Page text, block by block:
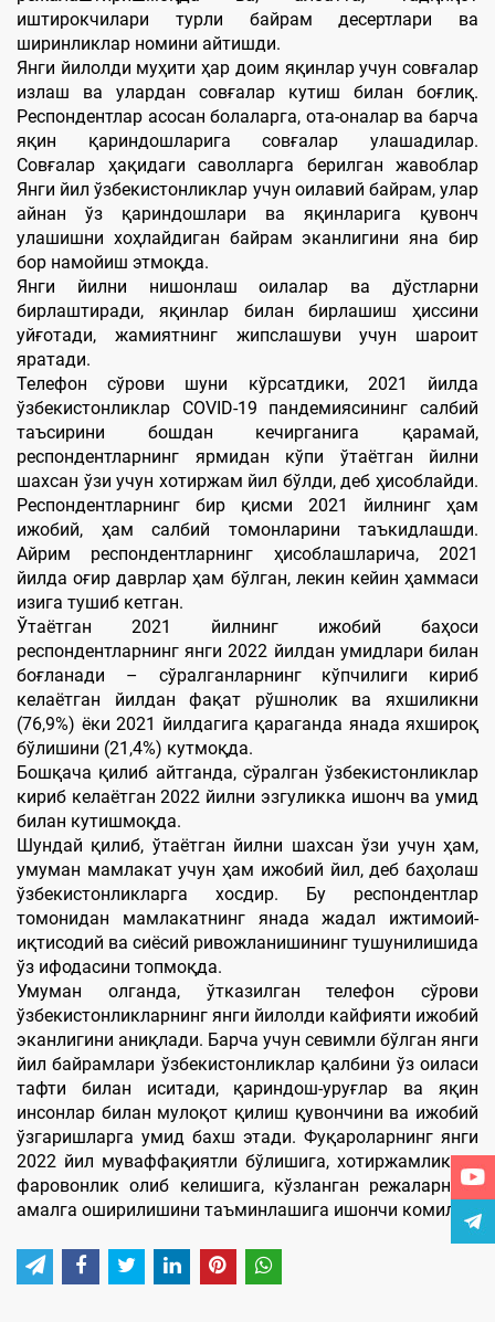
иштирокчилари турли байрам десертлари ва
ширинликлар номини айтишди.
Янги йилолди муҳити ҳар доим яқинлар учун совғалар
излаш ва улардан совғалар кутиш билан боғлиқ.
Респондентлар асосан болаларга, ота-оналар ва барча
яқин қариндошларига совғалар улашадилар.
Совғалар ҳақидаги саволларга берилган жавоблар
Янги йил ўзбекистонликлар учун оилавий байрам, улар
айнан ўз қариндошлари ва яқинларига қувонч
улашишни хоҳлайдиган байрам эканлигини яна бир
бор намойиш этмоқда.
Янги йилни нишонлаш оилалар ва дўстларни
бирлаштиради, яқинлар билан бирлашиш ҳиссини
уйғотади, жамиятнинг жипслашуви учун шароит
яратади.
Телефон сўрови шуни кўрсатдики, 2021 йилда
ўзбекистонликлар COVID-19 пандемиясининг салбий
таъсирини бошдан кечирганига қарамай,
респондентларнинг ярмидан кўпи ўтаётган йилни
шахсан ўзи учун хотиржам йил бўлди, деб ҳисоблайди.
Респондентларнинг бир қисми 2021 йилнинг ҳам
ижобий, ҳам салбий томонларини таъкидлашди.
Айрим респондентларнинг ҳисоблашларича, 2021
йилда оғир даврлар ҳам бўлган, лекин кейин ҳаммаси
изига тушиб кетган.
Ўтаётган 2021 йилнинг ижобий баҳоси
респондентларнинг янги 2022 йилдан умидлари билан
боғланади – сўралганларнинг кўпчилиги кириб
келаётган йилдан фақат рўшнолик ва яхшиликни
(76,9%) ёки 2021 йилдагига қараганда янада яхшироқ
бўлишини (21,4%) кутмоқда.
Бошқача қилиб айтганда, сўралган ўзбекистонликлар
кириб келаётган 2022 йилни эзгуликка ишонч ва умид
билан кутишмоқда.
Шундай қилиб, ўтаётган йилни шахсан ўзи учун ҳам,
умуман мамлакат учун ҳам ижобий йил, деб баҳолаш
ўзбекистонликларга хосдир. Бу респондентлар
томонидан мамлакатнинг янада жадал ижтимоий-
иқтисодий ва сиёсий ривожланишининг тушунилишида
ўз ифодасини топмоқда.
Умуман олганда, ўтказилган телефон сўрови
ўзбекистонликларнинг янги йилолди кайфияти ижобий
эканлигини аниқлади. Барча учун севимли бўлган янги
йил байрамлари ўзбекистонликлар қалбини ўз оиласи
тафти билан иситади, қариндош-уруғлар ва яқин
инсонлар билан мулоқот қилиш қувончини ва ижобий
ўзгаришларга умид бахш этади. Фуқароларнинг янги
2022 йил муваффақиятли бўлишига, хотиржамлик ва
фаровонлик олиб келишига, кўзланган режаларнинг
амалга оширилишини таъминлашига ишончи комил.